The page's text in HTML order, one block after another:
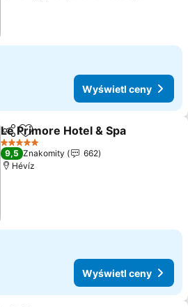
Wyświetl ceny
Udostępnij
Dodaj do ulubionych
Le Primore Hotel & Spa
5 Kategoria
9,5 Znakomity
662
Hévíz
Wyświetl ceny